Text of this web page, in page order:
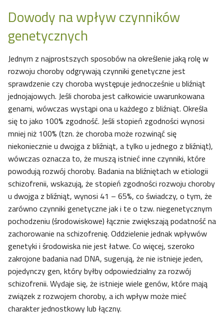
Dowody na wpływ czynników
genetycznych
Jednym z najprostszych sposobów na określenie jaką rolę w
rozwoju choroby odgrywają czynniki genetyczne jest
sprawdzenie czy choroba występuje jednocześnie u bliźniąt
jednojajowych. Jeśli choroba jest całkowicie uwarunkowana
genami, wówczas wystąpi ona u każdego z bliźniąt. Określa
się to jako 100% zgodność. Jeśli stopień zgodności wynosi
mniej niż 100% (tzn. że choroba może rozwinąć się
niekoniecznie u dwojga z bliźniąt, a tylko u jednego z bliźniąt),
wówczas oznacza to, że muszą istnieć inne czynniki, które
powodują rozwój choroby. Badania na bliźniętach w etiologii
schizofrenii, wskazują, że stopień zgodności rozwoju choroby
u dwojga z bliźniąt, wynosi 41 – 65%, co świadczy, o tym, że
zarówno czynniki genetyczne jak i te o tzw. niegenetycznym
pochodzeniu (środowiskowe) łącznie zwiększają podatność na
zachorowanie na schizofrenię. Oddzielenie jednak wpływów
genetyki i środowiska nie jest łatwe. Co więcej, szeroko
zakrojone badania nad DNA, sugerują, że nie istnieje jeden,
pojedynczy gen, który byłby odpowiedzialny za rozwój
schizofrenii. Wydaje się, że istnieje wiele genów, które mają
związek z rozwojem choroby, a ich wpływ może mieć
charakter jednostkowy lub łączny.